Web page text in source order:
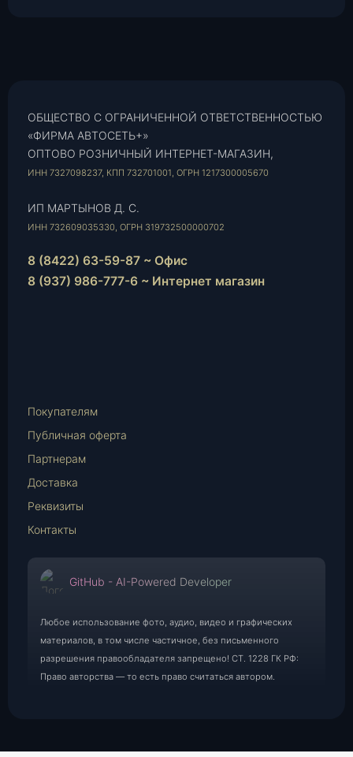
ОБЩЕСТВО С ОГРАНИЧЕННОЙ ОТВЕТСТВЕННОСТЬЮ
«ФИРМА АВТОСЕТЬ+»
ОПТОВО РОЗНИЧНЫЙ ИНТЕРНЕТ-МАГАЗИН,
ИНН 7327098237, КПП 732701001, ОГРН 1217300005670
ИП МАРТЫНОВ Д. С.
ИНН 732609035330, ОГРН 319732500000702
8 (8422) 63-59-87 ~ Офис
8 (937) 986-777-6 ~ Интернет магазин
Mail
Покупателям
Публичная оферта
Партнерам
Доставка
Реквизиты
Контакты
GitHub - AI-Powered Developer
Любое использование фото, аудио, видео и графических
материалов, в том числе частичное, без письменного
разрешения правообладателя запрещено! СТ. 1228 ГК РФ:
Право авторства — то есть право считаться автором.